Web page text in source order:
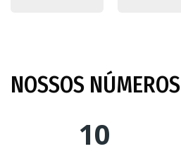
NOSSOS NÚMEROS
10